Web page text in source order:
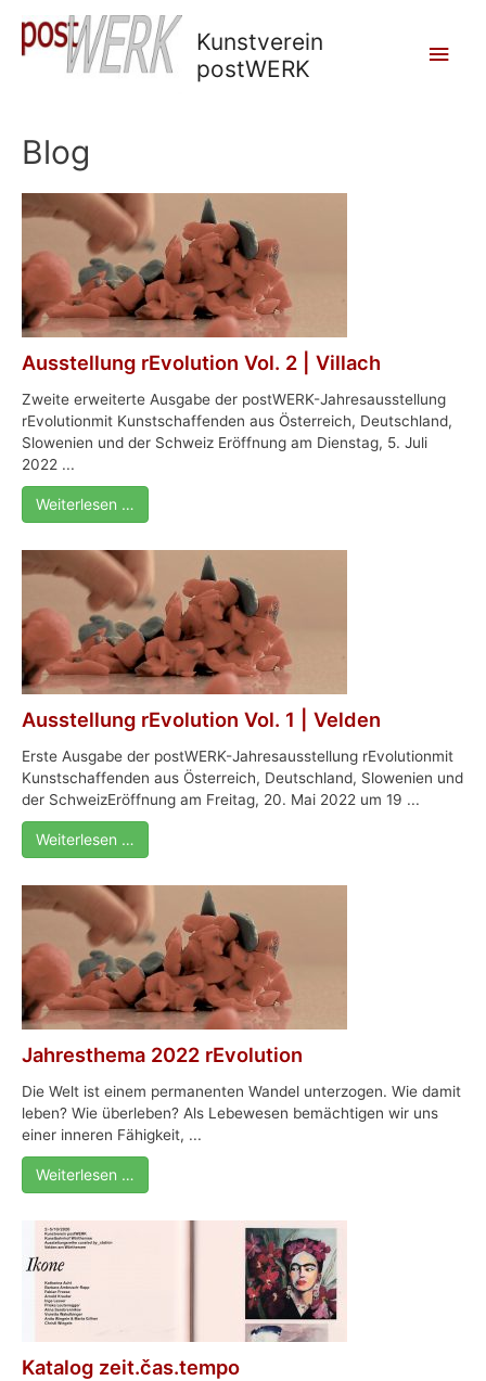
Kunstverein
postWERK
Main
Blog
Ausstellung rEvolution Vol. 2 | Villach
Zweite erweiterte Ausgabe der postWERK-Jahresausstellung
rEvolutionmit Kunstschaffenden aus Österreich, Deutschland,
Slowenien und der Schweiz Eröffnung am Dienstag, 5. Juli
2022 ...
Weiterlesen …
Ausstellung rEvolution Vol. 1 | Velden
Erste Ausgabe der postWERK-Jahresausstellung rEvolutionmit
Kunstschaffenden aus Österreich, Deutschland, Slowenien und
der SchweizEröffnung am Freitag, 20. Mai 2022 um 19 ...
Weiterlesen …
Jahresthema 2022 rEvolution
Die Welt ist einem permanenten Wandel unterzogen. Wie damit
leben? Wie überleben? Als Lebewesen bemächtigen wir uns
einer inneren Fähigkeit, ...
Weiterlesen …
Katalog zeit.čas.tempo